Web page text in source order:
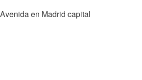
en Madrid capital